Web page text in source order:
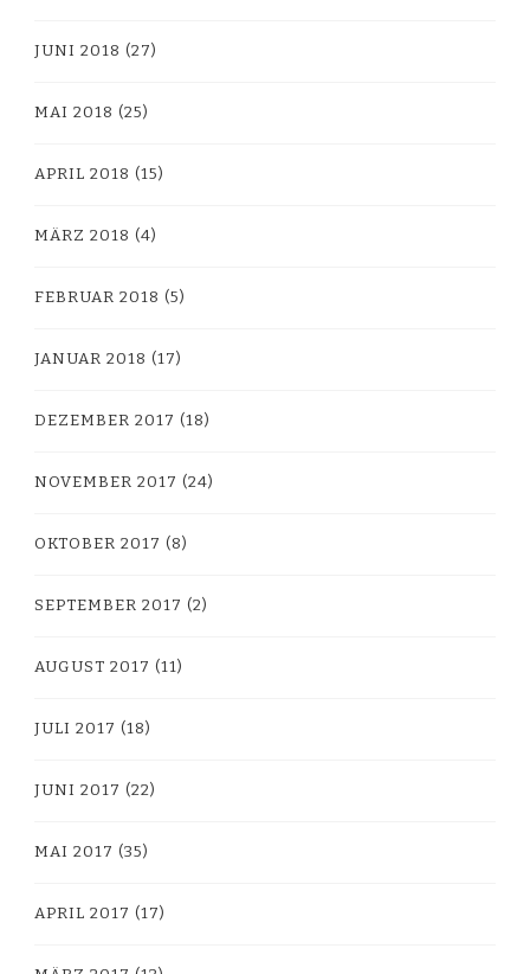
JUNI 2018 (27)
MAI 2018 (25)
APRIL 2018 (15)
MÄRZ 2018 (4)
FEBRUAR 2018 (5)
JANUAR 2018 (17)
DEZEMBER 2017 (18)
NOVEMBER 2017 (24)
OKTOBER 2017 (8)
SEPTEMBER 2017 (2)
AUGUST 2017 (11)
JULI 2017 (18)
JUNI 2017 (22)
MAI 2017 (35)
APRIL 2017 (17)